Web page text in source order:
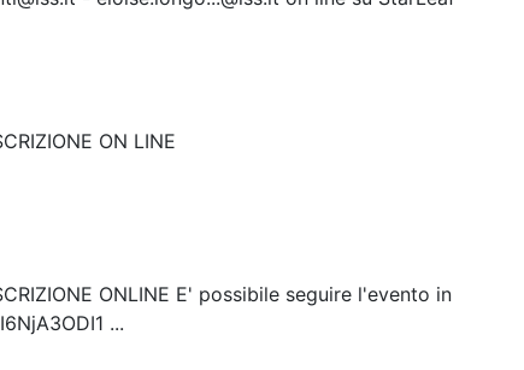
ON LINE
ONLINE E' possibile seguire l'evento in
...